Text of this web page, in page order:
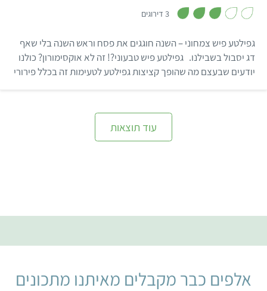
3 דירוגים
ו
ך
5
גפילטע פיש צמחוני – השנה חוגגים את פסח וראש השנה בלי שאף
דג יסבול בשבילנו. גפילטע פיש טבעוני?! זה לא אוקסימורון? כולנו
יודעים שבעצם מה שהופך קציצות גפילטע לטעימות זה בכלל פירורי
עוד תוצאות
אלפים כבר מקבלים מאיתנו מתכונים